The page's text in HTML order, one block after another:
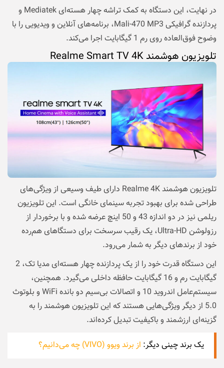
در نهایت، این دستگاه به کمک تراشه چهار هسته‌ای Mediatek و
پردازنده گرافیکی Mali-470 MP3، برنامه‌های آنلاین و ویدیویی را با
وضوح فوق‌العاده روی رم 1 گیگابایت اجرا می‌کند.
تلویزیون هوشمند Realme Smart TV 4K
تلویزیون هوشمند Realme 4K دارای طیف وسیعی از ویژگی‌های
طراحی شده برای بهبود تجربه سینمای خانگی است. این تلویزیون
ریلمی نیز در دو اندازه 43 و 50 اینچ عرضه شده و با برخوردار از
رزولوشن Ultra-HD، یک رقیب سرسخت برای دستگاهای هم‌رده
خود از برندهای دیگر به شمار می‌رود.
این دستگاه قدرت خود را از یک پردازنده چهار هسته‌ای مدیا تک، 2
گیگابایت رم و 16 گیگابایت حافظه داخلی می‌گیرد. همچنین،
سیستم‌عامل اندروید 10 و اتصالات بی‌سیم دو بانده WiFi و بلوتوث
5.0 از دیگر ویژگی‌هایی هستند که این تلویزیون هوشمند را به
گزینه‌ای ارزشمند و باکیفیت تبدیل کرده‌اند.
یک برند چینی دیگر: از برند ویوو (VIVO) چه می‌دانیم؟